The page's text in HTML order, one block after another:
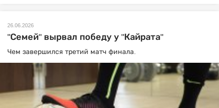
26.06.2026
"Семей" вырвал победу у "Кайрата"
Чем завершился третий матч финала.